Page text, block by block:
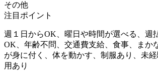
その他
注目ポイント
週１日からOK、曜日や時間が選べる、週
OK、年齢不問、交通費支給、食事、まか
が身に付く、体を動かす、制服あり、未
用あり